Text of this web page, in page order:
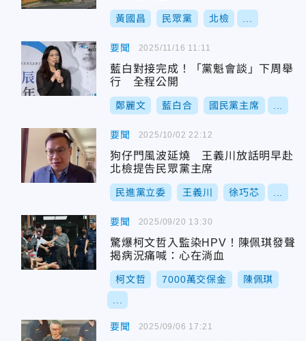
黃國昌 民眾黨 北檢
要聞
藍白對接完成！「黨魁會談」下周舉
行 全程公開
鄭麗文 藍白合 國民黨主席
2025/11/16 11:11
要聞
狗仔門風波延燒 王義川放話明早赴
北檢提告民眾黨主席
民進黨立委 王義川 徐巧芯
2025/10/02 22:12
要聞
驚爆柯文哲入監染HPV！陳佩琪發聲
揭病況痛喊：心在淌血
柯文哲 7000萬交保金 陳佩琪
2025/09/20 13:30
要聞 2025/09/06 17:21